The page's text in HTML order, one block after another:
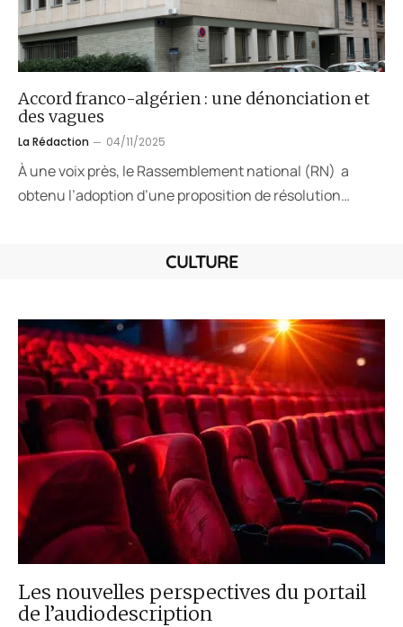
Accord franco-algérien : une dénonciation et
des vagues
La Rédaction 04/11/2025
À une voix près, le Rassemblement national (RN) a
obtenu l’adoption d’une proposition de résolution…
CULTURE
Les nouvelles perspectives du portail
de l’audiodescription